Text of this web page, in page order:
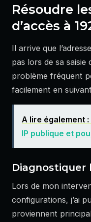
Résoudre
d’accès à
Il arrive que
pas lors de sa saisie
problème fréquent
facilement en
A lire également :
IP publique et
Diagnostiquer
Lors de mon
configurations, j’ai
proviennent